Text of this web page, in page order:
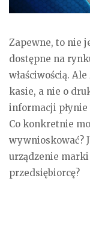
Zapewne, to nie
dostępne na
właściwością.
kasie, a nie o
informacji
Co konkretnie
wywnioskować?
urządzenie marki
przedsiębiorcę?